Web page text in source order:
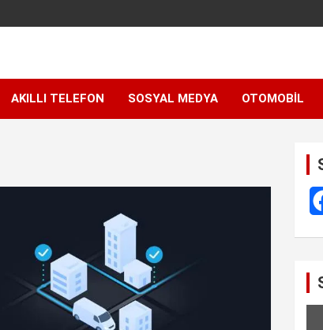
AKILLI TELEFON SOSYAL MEDYA OTOMOBIL